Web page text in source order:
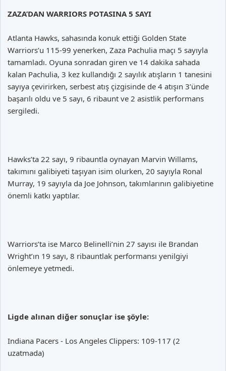
ZAZA’DAN WARRIORS POTASINA 5 SAYI
Atlanta Hawks, sahasında konuk ettiği Golden State
Warriors’u 115-99 yenerken, Zaza Pachulia maçı 5 sayıyla
tamamladı. Oyuna sonradan giren ve 14 dakika sahada
kalan Pachulia, 3 kez kullandığı 2 sayılık atışların 1 tanesini
sayıya çevirirken, serbest atış çizgisinde de 4 atışın 3’ünde
başarılı oldu ve 5 sayı, 6 ribaunt ve 2 asistlik performans
sergiledi.
Hawks’ta 22 sayı, 9 ribauntla oynayan Marvin Willams,
takımını galibiyeti taşıyan isim olurken, 20 sayıyla Ronal
Murray, 19 sayıyla da Joe Johnson, takımlarının galibiyetine
önemli katkı yaptılar.
Warriors’ta ise Marco Belinelli’nin 27 sayısı ile Brandan
Wright’ın 19 sayı, 8 ribauntlak performansı yenilgiyi
önlemeye yetmedi.
Ligde alınan diğer sonuçlar ise şöyle:
Indiana Pacers - Los Angeles Clippers: 109-117 (2
uzatmada)